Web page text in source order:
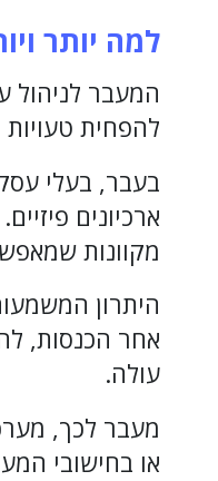
למה יותר
המעבר לניהול
להפחית טעויות
בעבר, בעלי
ארכיונים
מקוונות
היתרון
אחר הכנסות,
עולה.
מעבר לכך,
או בחישובי